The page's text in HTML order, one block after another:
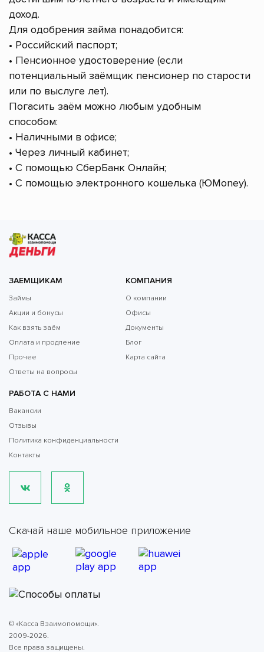
доход.
Для одобрения займа понадобится:
• Российский паспорт;
• Пенсионное удостоверение (если
потенциальный заёмщик пенсионер по старости
или по выслуге лет).
Погасить заём можно любым удобным
способом:
• Наличными в офисе;
• Через личный кабинет;
• С помощью СберБанк Онлайн;
• С помощью электронного кошелька (ЮMoney).
ЗАЕМЩИКАМ
Займы
Акции и бонусы
Как взять заём
Оплата и продление
Прочее
Ответы на вопросы
КОМПАНИЯ
О компании
Офисы
Документы
Блог
Карта сайта
РАБОТА С НАМИ
Вакансии
Отзывы
Политика конфиденциальности
Контакты
Скачай наше мобильное приложение
© «Касса Взаимопомощи».
2009-2026.
Все права защищены.